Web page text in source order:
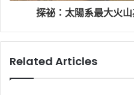
探祕：太陽系最大火
Related Articles